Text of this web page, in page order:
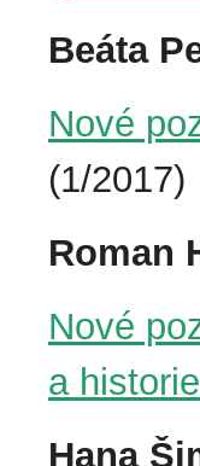
Beáta
Nové
(1/2017)
Roman
Nové
a
Hana